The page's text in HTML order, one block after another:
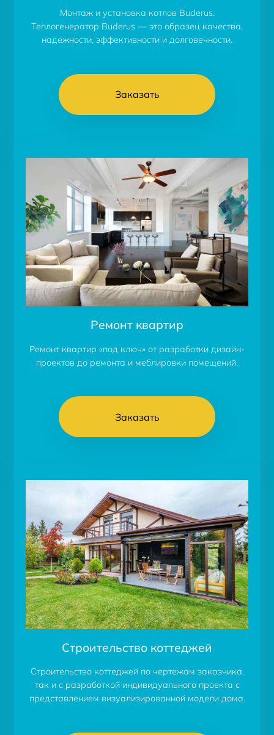
Монтаж и установка котлов Buderus.
Теплогенератор Buderus — это образец качества,
надежности, эффективности и долговечности.
Заказать
Ремонт квартир
Ремонт квартир «под ключ» от разработки дизайн-
проектов до ремонта и меблировки помещений.
Заказать
Строительство коттеджей
Строительство коттеджей по чертежам заказчика,
так и с разработкой индивидуального проекта с
представлением визуализированной модели дома.